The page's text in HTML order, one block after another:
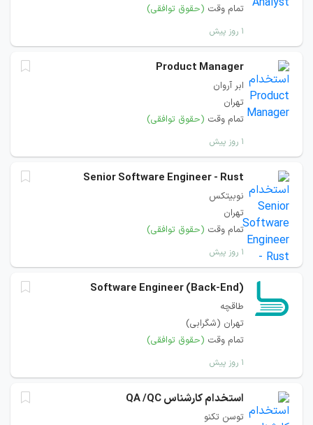
تمام وقت (حقوق توافقی)
۱ روز پیش
Product Manager
ابر آروان
تهران
تمام وقت (حقوق توافقی)
۱ روز پیش
Senior Software Engineer - Rust
نوبیتکس
تهران
تمام وقت (حقوق توافقی)
۱ روز پیش
Software Engineer (Back-End)
طاقچه
تهران (شگرابی)
تمام وقت (حقوق توافقی)
۱ روز پیش
استخدام کارشناس QA /QC
توسن تکنو